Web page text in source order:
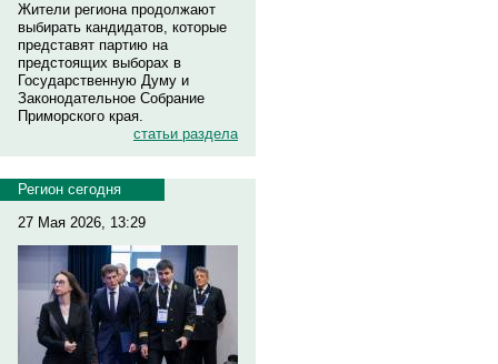
Жители региона продолжают
выбирать кандидатов, которые
представят партию на
предстоящих выборах в
Государственную Думу и
Законодательное Собрание
Приморского края.
статьи раздела
Регион сегодня
27 Мая 2026, 13:29